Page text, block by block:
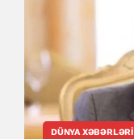
DÜNYA XƏBƏRLƏRI